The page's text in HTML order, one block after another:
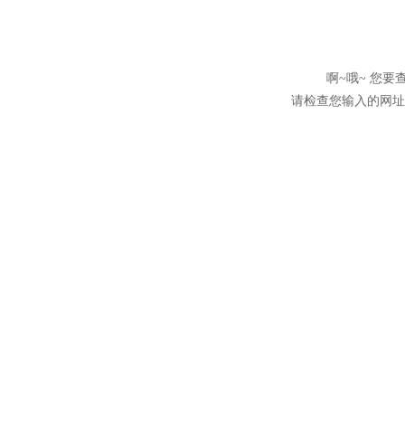
啊~哦~ 您要
请检查您输入的网